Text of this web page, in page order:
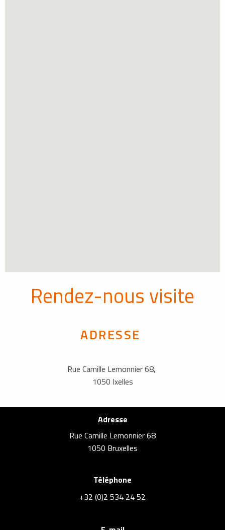
Rendez-nous visite
ADRESSE
Rue Camille Lemonnier 68,
1050 Ixelles
Adresse
Rue Camille Lemonnier 68
1050 Bruxelles
Téléphone
+32 (0)2 534 24 52